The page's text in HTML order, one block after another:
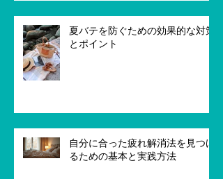
夏バテを防ぐための効果的な対策
とポイント
自分に合った疲れ解消法を見つけ
るための基本と実践方法